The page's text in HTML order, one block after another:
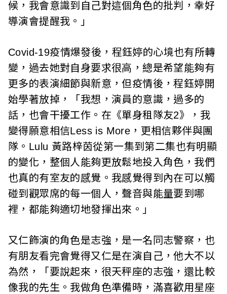
候，我會意識到自己對這個角色的批判，幸好
導演會提醒我。」
Covid-19疫情爆發後，程鈺婷的心境也有所轉
變，過去她對自身要求很高，總是希望能夠有
更多的表演細節與新意，但疫情後，程鈺婷開
始學著放掉，「我想，演員的意識，過多的
話，也會干擾工作。在《單身租隊友2》，我
變得願意相信Less is More，更相信夥伴與團
隊。Lulu 黃路梓茵從第一集到第二集也有明顯
的變化，整個人能夠更放鬆地投入角色，我們
也真的有室友的感覺。我感覺得到內在可以觸
碰到觀眾席的每一個人，聲音與能量要到哪
裡，都能夠適切地發揮出來。」
又仁飾演的角色是志強，是一名同志警察，也
有朋友看完會覺得又仁是在演自己，他大不以
為然，「要說起來，很天秤座的志強，還比較
像我的先生。我做角色準備時，滿喜歡用星座